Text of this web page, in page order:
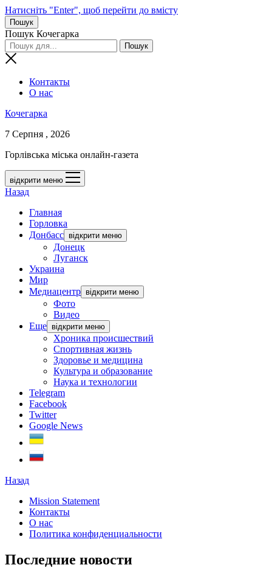
Натисніть "Enter", щоб перейти до вмісту
Пошук
Пошук Кочегарка
Контакты
О нас
Кочегарка
7 Серпня , 2026
Горлівська міська онлайн-газета
відкрити меню
Назад
Главная
Горловка
Донбасс відкрити меню
Донецк
Луганск
Украина
Мир
Медиацентр відкрити меню
Фото
Видео
Еще відкрити меню
Хроника происшествий
Спортивная жизнь
Здоровье и медицина
Культура и образование
Наука и технологии
Telegram
Facebook
Twitter
Google News
Назад
Mission Statement
Контакты
О нас
Политика конфиденциальности
Последние новости